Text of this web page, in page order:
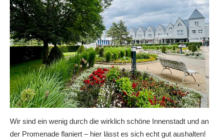
Wir sind ein wenig durch die wirklich schöne Innenstadt und an
der Promenade flaniert – hier lässt es sich echt gut aushalten!